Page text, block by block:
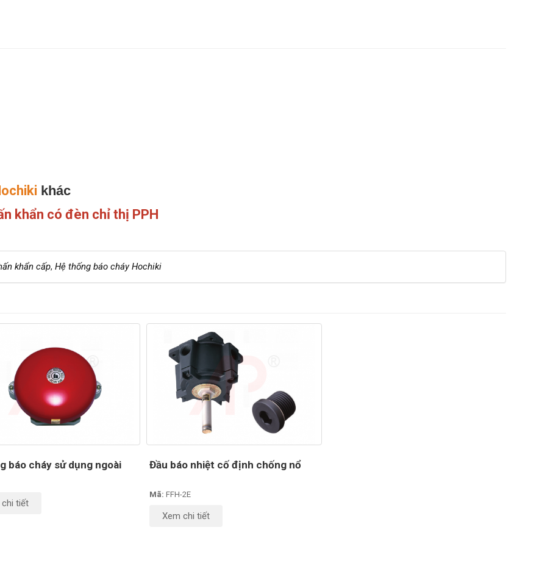
khác
khẩn có đèn chỉ thị PPH
khẩn cấp, Hệ thống báo cháy Hochiki
báo cháy sử dụng ngoài
chi tiết
Đầu báo nhiệt cố định chống nổ
Mã: FFH-2E
Xem chi tiết